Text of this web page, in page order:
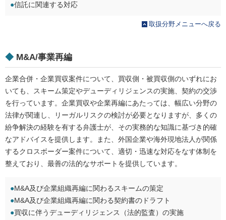
●信託に関連する対応
取扱分野メニューへ戻る
◆ M&A/事業再編
企業合併・企業買収案件について、買収側・被買収側のいずれにお
いても、スキーム策定やデューディリジェンスの実施、契約の交渉
を行っています。企業買収や企業再編にあたっては、幅広い分野の
法律が関連し、リーガルリスクの検討が必要となりますが、多くの
紛争解決の経験を有する弁護士が、その実務的な知識に基づき的確
なアドバイスを提供します。また、外国企業や海外現地法人が関係
するクロスボーダー案件について、適切・迅速な対応をなす体制を
整えており、最善の法的なサポートを提供しています。
●M&A及び企業組織再編に関わるスキームの策定
●M&A及び企業組織再編に関わる契約書のドラフト
●買収に伴うデューディリジェンス（法的監査）の実施